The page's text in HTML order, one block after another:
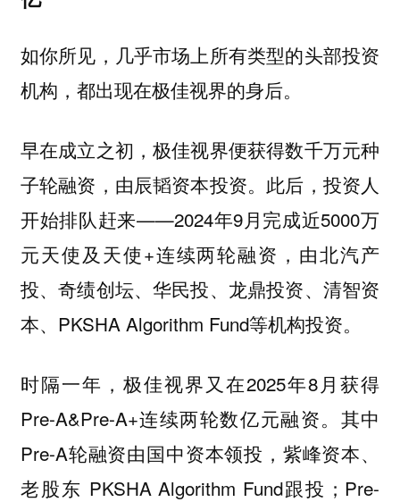
如你所见，几乎市场上所有类型的头部投资
机构，都出现在极佳视界的身后。
早在成立之初，极佳视界便获得数千万元种
子轮融资，由辰韬资本投资。此后，投资人
开始排队赶来——2024年9月完成近5000万
元天使及天使+连续两轮融资，由北汽产
投、奇绩创坛、华民投、龙鼎投资、清智资
本、PKSHA Algorithm Fund等机构投资。
时隔一年，极佳视界又在2025年8月获得
Pre-A&Pre-A+连续两轮数亿元融资。其中
Pre-A轮融资由国中资本领投，紫峰资本、
老股东 PKSHA Algorithm Fund跟投；Pre-